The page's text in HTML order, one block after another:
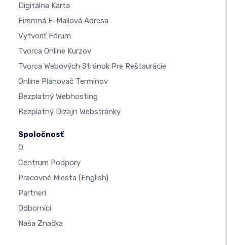
Digitálna Karta
Firemná E-Mailová Adresa
Vytvoriť Fórum
Tvorca Online Kurzov
Tvorca Webových Stránok Pre Reštaurácie
Online Plánovač Termínov
Bezplatný Webhosting
Bezplatný Dizajn Webstránky
Spoločnosť
O
Centrum Podpory
Pracovné Miesta (English)
Partneri
Odborníci
Naša Značka